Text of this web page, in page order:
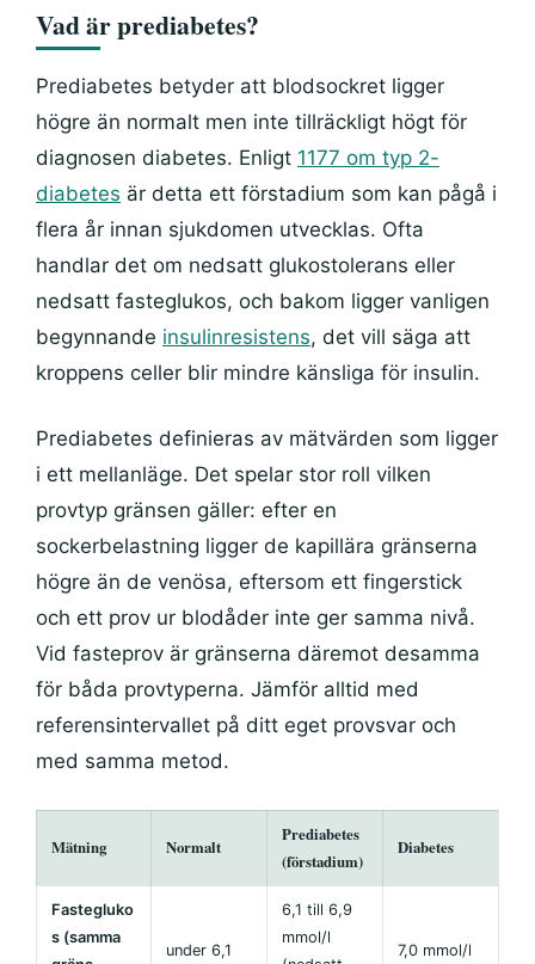
Vad är prediabetes?
Prediabetes betyder att blodsockret ligger
högre än normalt men inte tillräckligt högt för
diagnosen diabetes. Enligt 1177 om typ 2-
diabetes är detta ett förstadium som kan pågå i
flera år innan sjukdomen utvecklas. Ofta
handlar det om nedsatt glukostolerans eller
nedsatt fasteglukos, och bakom ligger vanligen
begynnande insulinresistens, det vill säga att
kroppens celler blir mindre känsliga för insulin.
Prediabetes definieras av mätvärden som ligger
i ett mellanläge. Det spelar stor roll vilken
provtyp gränsen gäller: efter en
sockerbelastning ligger de kapillära gränserna
högre än de venösa, eftersom ett fingerstick
och ett prov ur blodåder inte ger samma nivå.
Vid fasteprov är gränserna däremot desamma
för båda provtyperna. Jämför alltid med
referensintervallet på ditt eget provsvar och
med samma metod.
Mätning Normalt
Prediabetes
(förstadium)
Diabetes
Fastegluko
s (samma
under 6,1
6,1 till 6,9
mmol/l
7,0 mmol/l